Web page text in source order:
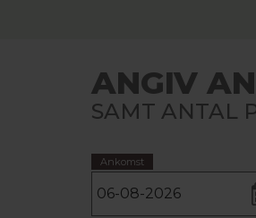
ANGIV
SAMT ANTAL
Ankomst